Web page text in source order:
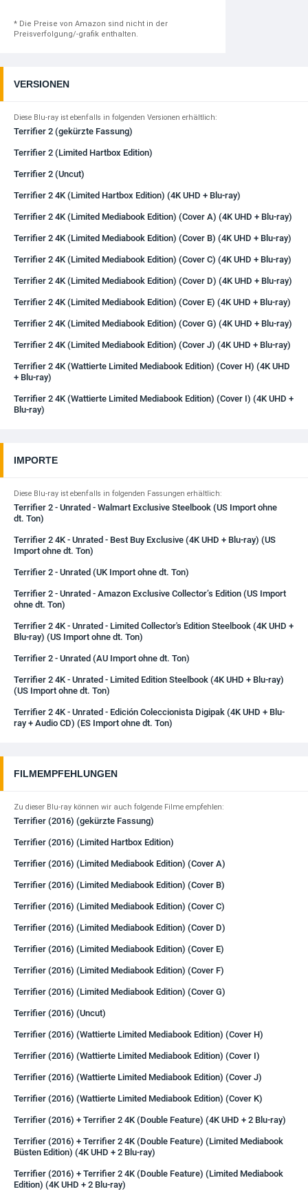
* Die Preise von Amazon sind nicht in der
Preisverfolgung/-grafik enthalten.
VERSIONEN
Diese Blu-ray ist ebenfalls in folgenden Versionen erhältlich:
Terrifier 2 (gekürzte Fassung)
Terrifier 2 (Limited Hartbox Edition)
Terrifier 2 (Uncut)
Terrifier 2 4K (Limited Hartbox Edition) (4K UHD + Blu-ray)
Terrifier 2 4K (Limited Mediabook Edition) (Cover A) (4K UHD + Blu-ray)
Terrifier 2 4K (Limited Mediabook Edition) (Cover B) (4K UHD + Blu-ray)
Terrifier 2 4K (Limited Mediabook Edition) (Cover C) (4K UHD + Blu-ray)
Terrifier 2 4K (Limited Mediabook Edition) (Cover D) (4K UHD + Blu-ray)
Terrifier 2 4K (Limited Mediabook Edition) (Cover E) (4K UHD + Blu-ray)
Terrifier 2 4K (Limited Mediabook Edition) (Cover G) (4K UHD + Blu-ray)
Terrifier 2 4K (Limited Mediabook Edition) (Cover J) (4K UHD + Blu-ray)
Terrifier 2 4K (Wattierte Limited Mediabook Edition) (Cover H) (4K UHD
+ Blu-ray)
Terrifier 2 4K (Wattierte Limited Mediabook Edition) (Cover I) (4K UHD +
Blu-ray)
IMPORTE
Diese Blu-ray ist ebenfalls in folgenden Fassungen erhältlich:
Terrifier 2 - Unrated - Walmart Exclusive Steelbook (US Import ohne
dt. Ton)
Terrifier 2 4K - Unrated - Best Buy Exclusive (4K UHD + Blu-ray) (US
Import ohne dt. Ton)
Terrifier 2 - Unrated (UK Import ohne dt. Ton)
Terrifier 2 - Unrated - Amazon Exclusive Collector’s Edition (US Import
ohne dt. Ton)
Terrifier 2 4K - Unrated - Limited Collector's Edition Steelbook (4K UHD +
Blu-ray) (US Import ohne dt. Ton)
Terrifier 2 - Unrated (AU Import ohne dt. Ton)
Terrifier 2 4K - Unrated - Limited Edition Steelbook (4K UHD + Blu-ray)
(US Import ohne dt. Ton)
Terrifier 2 4K - Unrated - Edición Coleccionista Digipak (4K UHD + Blu-
ray + Audio CD) (ES Import ohne dt. Ton)
FILMEMPFEHLUNGEN
Zu dieser Blu-ray können wir auch folgende Filme empfehlen:
Terrifier (2016) (gekürzte Fassung)
Terrifier (2016) (Limited Hartbox Edition)
Terrifier (2016) (Limited Mediabook Edition) (Cover A)
Terrifier (2016) (Limited Mediabook Edition) (Cover B)
Terrifier (2016) (Limited Mediabook Edition) (Cover C)
Terrifier (2016) (Limited Mediabook Edition) (Cover D)
Terrifier (2016) (Limited Mediabook Edition) (Cover E)
Terrifier (2016) (Limited Mediabook Edition) (Cover F)
Terrifier (2016) (Limited Mediabook Edition) (Cover G)
Terrifier (2016) (Uncut)
Terrifier (2016) (Wattierte Limited Mediabook Edition) (Cover H)
Terrifier (2016) (Wattierte Limited Mediabook Edition) (Cover I)
Terrifier (2016) (Wattierte Limited Mediabook Edition) (Cover J)
Terrifier (2016) (Wattierte Limited Mediabook Edition) (Cover K)
Terrifier (2016) + Terrifier 2 4K (Double Feature) (4K UHD + 2 Blu-ray)
Terrifier (2016) + Terrifier 2 4K (Double Feature) (Limited Mediabook
Büsten Edition) (4K UHD + 2 Blu-ray)
Terrifier (2016) + Terrifier 2 4K (Double Feature) (Limited Mediabook
Edition) (4K UHD + 2 Blu-ray)